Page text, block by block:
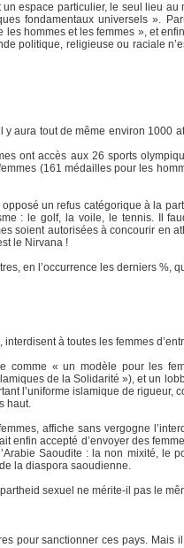
espace particulier, le seul lieu
fondamentaux universels ».
hommes et les femmes », et
politique, religieuse ou raciale
aura tout de même environ 1000
ont accès aux 26 sports
(161 médailles pour les
un refus catégorique à la
: le golf, la voile, le tennis. Il
soient autorisées à concourir en
le Nirvana !
en l’occurrence les derniers %,
à toutes les femmes
comme « un modèle pour les
de la Solidarité »), et un
l’uniforme islamique de rigueur,
haut.
affiche sans vergogne
accepté d’envoyer des
Saoudite : la non mixité, le
la diaspora saoudienne.
sexuel ne mérite-il pas le
pour sanctionner ces pays. Mais